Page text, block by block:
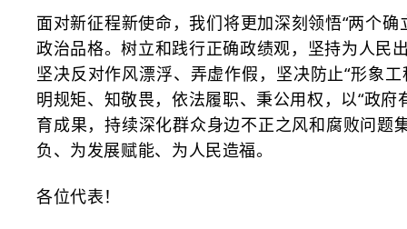
面对新征程新使命，我们将更加深刻领悟“两个确
政治品格。树立和践行正确政绩观，坚持为人民
坚决反对作风漂浮、弄虚作假，坚决防止“形象
明规矩、知敬畏，依法履职、秉公用权，以“政府
育成果，持续深化群众身边不正之风和腐败问题
负、为发展赋能、为人民造福。
各位代表！